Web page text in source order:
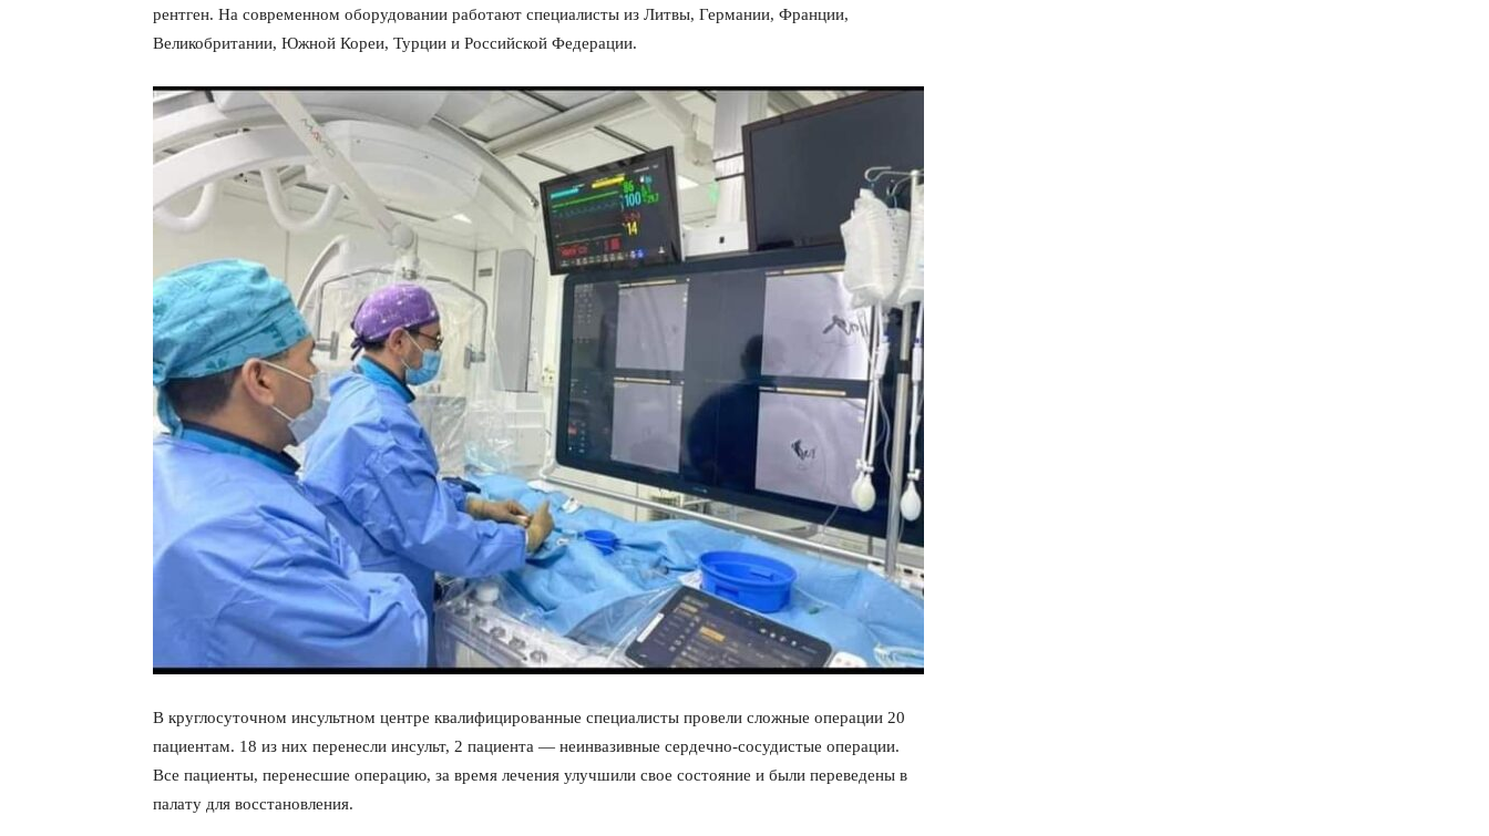
рентген. На современном оборудовании работают специалисты из Литвы, Германии, Франции,
Великобритании, Южной Кореи, Турции и Российской Федерации.
В круглосуточном инсультном центре квалифицированные специалисты провели сложные операции 20
пациентам. 18 из них перенесли инсульт, 2 пациента — неинвазивные сердечно-сосудистые операции.
Все пациенты, перенесшие операцию, за время лечения улучшили свое состояние и были переведены в
палату для восстановления.